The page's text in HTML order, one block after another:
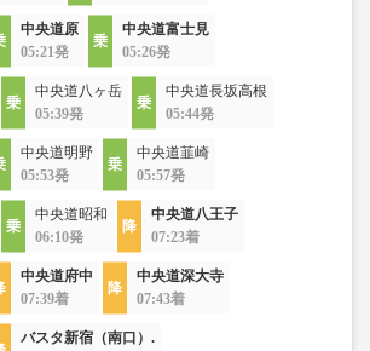
中央道原
05:21発
中央道富士見
05:26発
中央道八ヶ岳
05:39発
中央道長坂高根
05:44発
中央道明野
05:53発
中央道韮崎
05:57発
中央道昭和
06:10発
中央道八王子
07:23着
中央道府中
07:39着
中央道深大寺
07:43着
バスタ新宿（南口）.